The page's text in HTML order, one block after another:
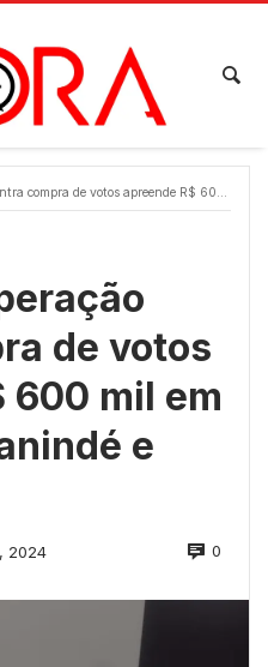
votos apreende R$ 600 mil em Fortaleza, Canindé e Choró
de votos
600 mil em
e
2024 0